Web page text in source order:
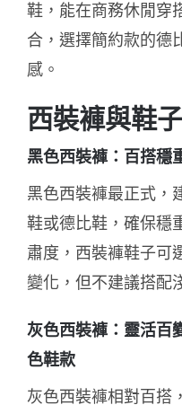
鞋，能在商務休閒穿
合，選擇簡約款的德
感。
西裝褲與鞋
黑色西裝褲：百搭穩
黑色西裝褲最正式，
鞋或德比鞋，確保穩
肅度， 西裝褲鞋子可
變化，但不建議搭配
灰色西裝褲：靈活百
色鞋款
灰色西裝褲相對百搭